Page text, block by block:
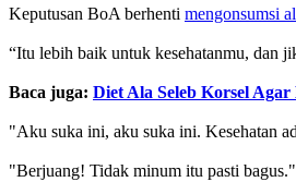
Keputusan BoA berhenti mengonsumsi
“Itu lebih baik untuk kesehatanmu, dan
Baca juga: Diet Ala Seleb Korsel
"Aku suka ini, aku suka ini. Kesehatan
"Berjuang! Tidak minum itu pasti bagus."